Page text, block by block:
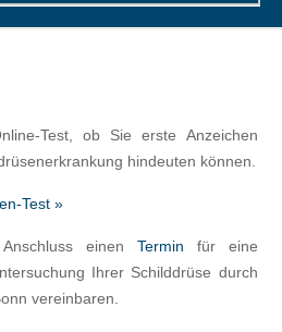
Test, ob Sie erste Anzeichen
hindeuten können.
Test »
einen Termin für eine
Ihrer Schilddrüse durch
vereinbaren.